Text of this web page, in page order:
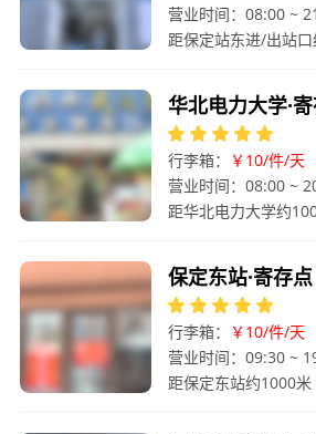
营业时间：08:00 ~
距保定站东进/出站
华北电力大学·
行李箱： ￥10/件/天
营业时间：08:00 ~
距华北电力大学约
保定东站·寄存点
行李箱： ￥10/件/天
营业时间：09:30 ~
距保定东站约1000米